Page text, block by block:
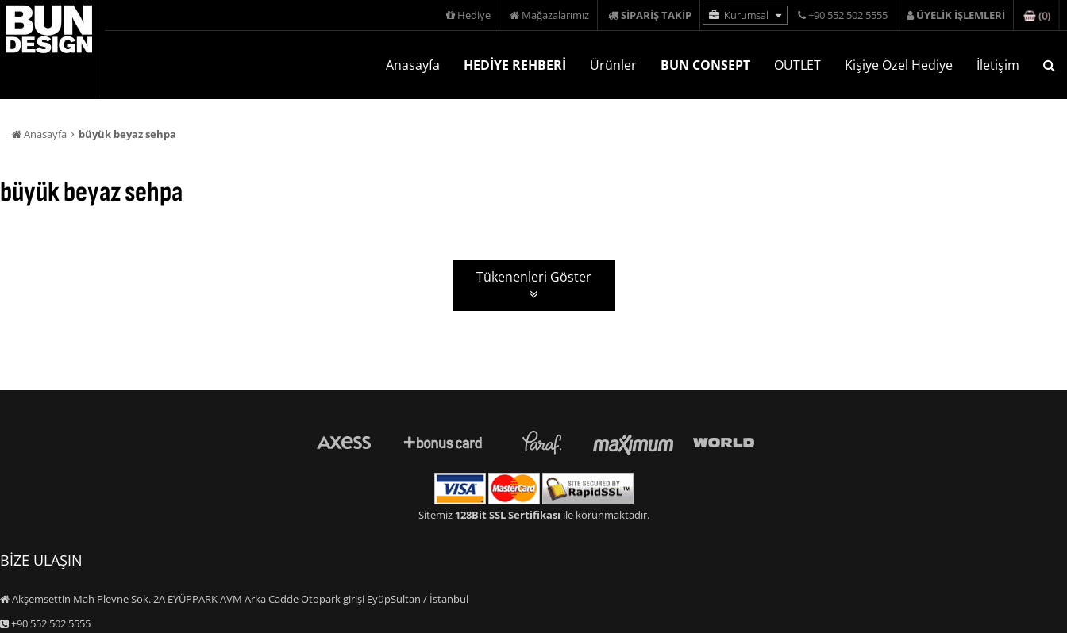
Hediye Mağazalarımız SİPARİŞ TAKİP Kurumsal +90 552 502 5555 ÜYELİK İŞLEMLERİ (0)
Anasayfa HEDİYE REHBERİ Ürünler BUN CONSEPT OUTLET Kişiye Özel Hediye İletişim
Anasayfa büyük beyaz sehpa
büyük beyaz sehpa
Tükenenleri Göster
Sitemiz 128Bit SSL Sertifikası ile korunmaktadır.
BİZE ULAŞIN
Akşemsettin Mah Plevne Sok. 2A EYÜPPARK AVM Arka Cadde Otopark girişi EyüpSultan / İstanbul
+90 552 502 5555